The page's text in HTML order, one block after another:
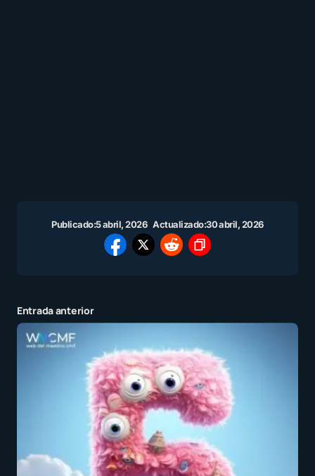
Publicado:5 abril, 2026 Actualizado:30 abril, 2026
Entrada anterior